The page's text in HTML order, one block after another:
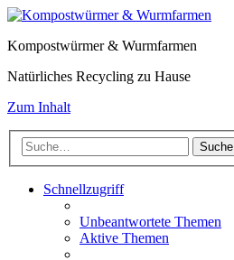
Kompostwürmer & Wurmfarmen
Natürliches Recycling zu Hause
Zum Inhalt
Suche
Schnellzugriff
Unbeantwortete Themen
Aktive Themen